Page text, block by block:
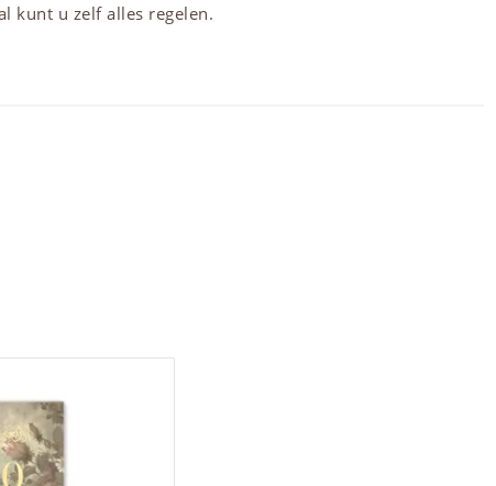
kunt u zelf alles regelen.